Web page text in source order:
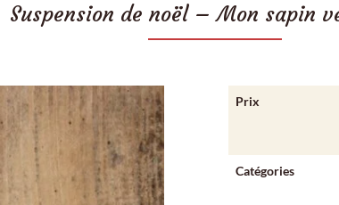
Suspension de noël – Mon sapin
Prix
Catégories